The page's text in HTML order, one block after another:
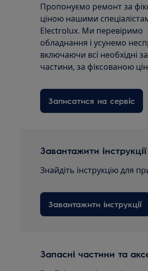
Пропонуємо ремонт за
ціною нашими
Electrolux. Ми перевіримо
обладнання і усунемо
включаючи всі необхідні
частини, за фіксованою
Записатися на сервіс
Завантажити інструкції
Знайдіть інструкцію для
Завантажити інструкції
Запасні частини та